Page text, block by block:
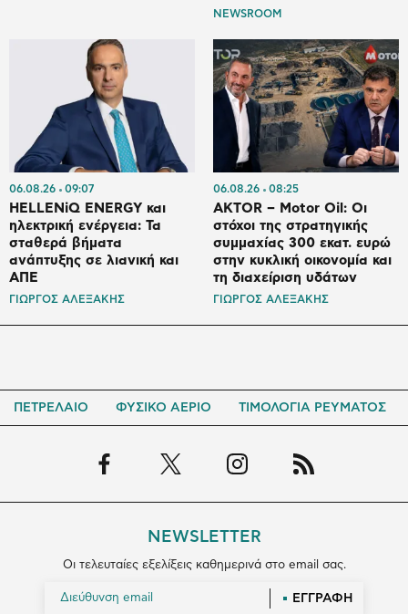
NEWSROOM
06.08.26 09:07
HELLENiQ ENERGY και
ηλεκτρική ενέργεια: Τα
σταθερά βήματα
ανάπτυξης σε λιανική και
ΑΠΕ
ΓΙΩΡΓΟΣ ΑΛΕΞΑΚΗΣ
06.08.26 08:25
AKTOR – Motor Oil: Οι
στόχοι της στρατηγικής
συμμαχίας 300 εκατ. ευρώ
στην κυκλική οικονομία και
τη διαχείριση υδάτων
ΓΙΩΡΓΟΣ ΑΛΕΞΑΚΗΣ
ΠΕΤΡΕΛΑΙΟ ΦΥΣΙΚΟ ΑΕΡΙΟ ΤΙΜΟΛΟΓΙΑ ΡΕΥΜΑΤΟΣ
NEWSLETTER
Οι τελευταίες εξελίξεις καθημερινά στο email σας.
ΕΓΓΡΑΦΗ